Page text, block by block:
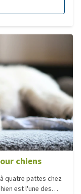
chiens
quatre pattes chez
est l'une des